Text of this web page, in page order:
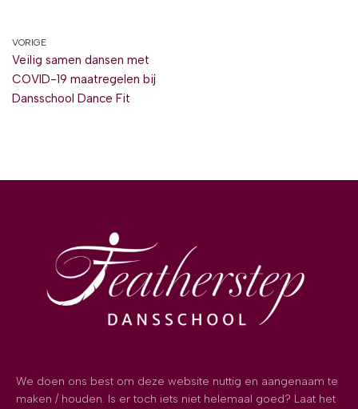
VORIGE
Veilig samen dansen met
COVID-19 maatregelen bij
Dansschool Dance Fit
We doen ons best om deze website nuttig en aangenaam te
maken / houden. Is er toch iets niet helemaal goed? Laat het